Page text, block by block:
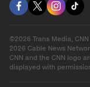
©2026 Trans Media,
2026 Cable News
CNN and the CNN logo
displayed with